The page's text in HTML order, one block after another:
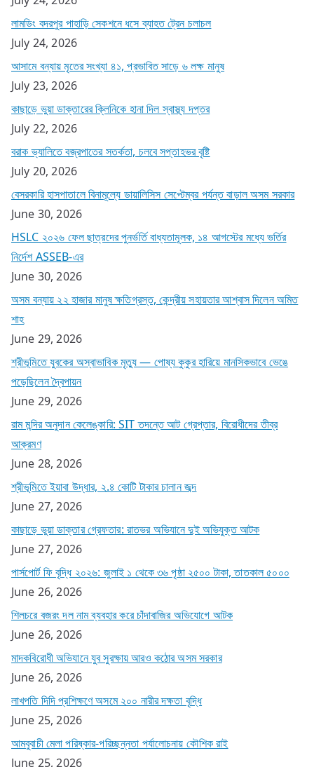
লামডিং বদরপুর পাহাড়ি সেকশনে ধসে ব্যাহত ট্রেন চলাচল
July 24, 2026
আসামে বন্যায় মৃতের সংখ্যা ৪১, প্রভাবিত সাড়ে ৬ লক্ষ মানুষ
July 23, 2026
কাছাড়ে ভুয়া ডাক্তারের ক্লিনিকে হানা দিল স্বাস্থ্য দপ্তর
July 22, 2026
বরাক ভ্যালিতে বজ্রপাতের সতর্কতা, চলবে সপ্তাহভর বৃষ্টি
July 20, 2026
বেসরকারি হাসপাতালে বিনামূল্যে ডায়ালিসিস সেপ্টেম্বর পর্যন্ত বাড়াল অসম সরকার
June 30, 2026
HSLC ২০২৬ ফেল ছাত্রদের পুনর্ভর্তি বাধ্যতামূলক, ১৪ আগস্টের মধ্যে ভর্তির
নির্দেশ ASSEB-এর
June 30, 2026
অসম বন্যায় ২২ হাজার মানুষ ক্ষতিগ্রস্ত, কেন্দ্রীয় সহায়তার আশ্বাস দিলেন অমিত
শাহ
June 29, 2026
শ্রীভূমিতে যুবকের অস্বাভাবিক মৃত্যু — পোষ্য কুকুর হারিয়ে মানসিকভাবে ভেঙে
পড়েছিলেন দ্বৈপায়ন
June 29, 2026
রাম মন্দির অনুদান কেলেঙ্কারি: SIT তদন্তে আট গ্রেপ্তার, বিরোধীদের তীব্র
আক্রমণ
June 28, 2026
শ্রীভূমিতে ইয়াবা উদ্ধার, ২.৪ কোটি টাকার চালান জব্দ
June 27, 2026
কাছাড়ে ভুয়া ডাক্তার গ্রেফতার: রাতভর অভিযানে দুই অভিযুক্ত আটক
June 27, 2026
পার্সপোর্ট ফি বৃদ্ধি ২০২৬: জুলাই ১ থেকে ৩৬ পৃষ্ঠা ২৫০০ টাকা, তাতকাল ৫০০০
June 26, 2026
শিলচরে বজরং দল নাম ব্যবহার করে চাঁদাবাজির অভিযোগে আটক
June 26, 2026
মাদকবিরোধী অভিযানে যুব সুরক্ষায় আরও কঠোর অসম সরকার
June 26, 2026
লাখপতি দিদি প্রশিক্ষণে অসমে ২০০ নারীর দক্ষতা বৃদ্ধি
June 25, 2026
আমবুবাচী মেলা পরিষ্কার-পরিচ্ছন্নতা পর্যালোচনায় কৌশিক রাই
June 25, 2026